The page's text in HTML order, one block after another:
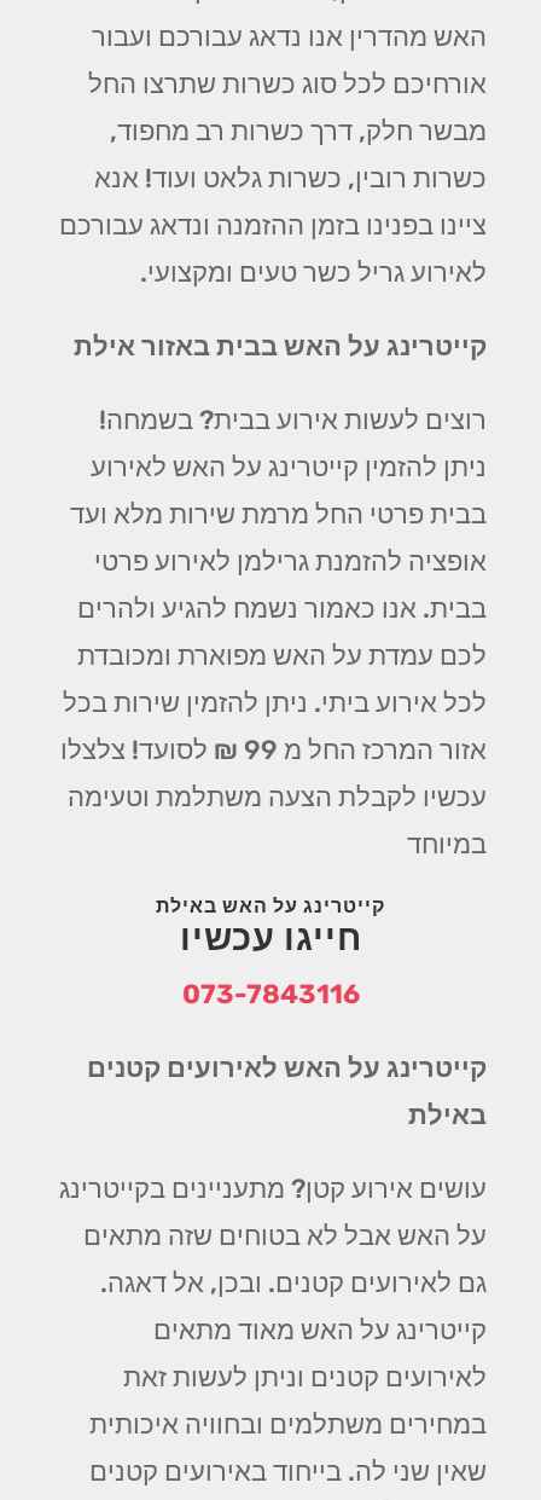
האש מהדרין אנו נדאג עבורכם ועבור
אורחיכם לכל סוג כשרות שתרצו החל
מבשר חלק, דרך כשרות רב מחפוד,
כשרות רובין, כשרות גלאט ועוד! אנא
ציינו בפנינו בזמן ההזמנה ונדאג עבורכם
לאירוע גריל כשר טעים ומקצועי.
קייטרינג על האש בבית באזור אילת
רוצים לעשות אירוע בבית? בשמחה!
ניתן להזמין קייטרינג על האש לאירוע
בבית פרטי החל מרמת שירות מלא ועד
אופציה להזמנת גרילמן לאירוע פרטי
בבית. אנו כאמור נשמח להגיע ולהרים
לכם עמדת על האש מפוארת ומכובדת
לכל אירוע ביתי. ניתן להזמין שירות בכל
אזור המרכז החל מ 99 ₪ לסועד! צלצלו
עכשיו לקבלת הצעה משתלמת וטעימה
במיוחד
קייטרינג על האש באילת
חייגו עכשיו
073-7843116
קייטרינג על האש לאירועים קטנים
באילת
עושים אירוע קטן? מתעניינים בקייטרינג
על האש אבל לא בטוחים שזה מתאים
גם לאירועים קטנים. ובכן, אל דאגה.
קייטרינג על האש מאוד מתאים
לאירועים קטנים וניתן לעשות זאת
במחירים משתלמים ובחוויה איכותית
שאין שני לה. בייחוד באירועים קטנים